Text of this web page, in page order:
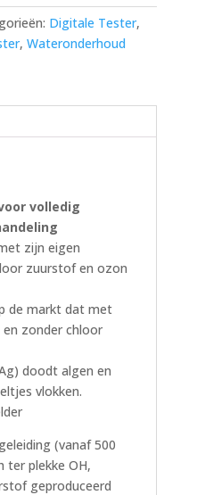
Digitale Tester,
, Wateronderhoud
volledig
zijn eigen
zuurstof en ozon
de markt dat met
zonder chloor
doodt algen en
vlokken.
(vanaf 500
ter plekke OH,
geproduceerd